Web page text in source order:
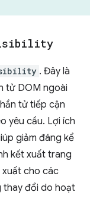
. Đây là
tử DOM ngoài
tử tiếp cận
yêu cầu. Lợi ích
giảm đáng kể
kết xuất trang
xuất cho các
thay đổi do hoạt